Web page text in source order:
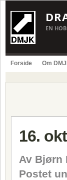
EN
Forside Om
16.
Av Bjørn
Postet